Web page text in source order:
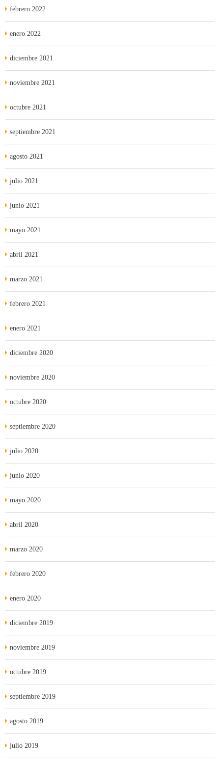
febrero 2022
enero 2022
diciembre 2021
noviembre 2021
octubre 2021
septiembre 2021
agosto 2021
julio 2021
junio 2021
mayo 2021
abril 2021
marzo 2021
febrero 2021
enero 2021
diciembre 2020
noviembre 2020
octubre 2020
septiembre 2020
julio 2020
junio 2020
mayo 2020
abril 2020
marzo 2020
febrero 2020
enero 2020
diciembre 2019
noviembre 2019
octubre 2019
septiembre 2019
agosto 2019
julio 2019